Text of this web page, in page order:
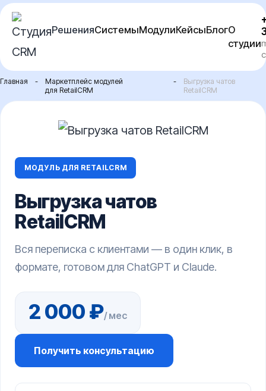
Перейти
содержимому
РешенияСистемыМодулиКейсыБлогО
студии
Главная -
Маркетплейс модулей
для RetailCRM
-
Выгрузка чатов
RetailCRM
МОДУЛЬ ДЛЯ RETAILCRM
Выгрузка чатов
RetailCRM
Вся переписка с клиентами — в один клик, в
формате, готовом для ChatGPT и Claude.
2 000 ₽/ мес
Получить консультацию